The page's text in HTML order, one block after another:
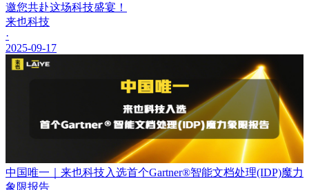
邀您共赴这场科技盛宴！
来也科技
·
2025-09-17
中国唯一｜来也科技入选首个Gartner®智能文档处理(IDP)魔力
象限报告